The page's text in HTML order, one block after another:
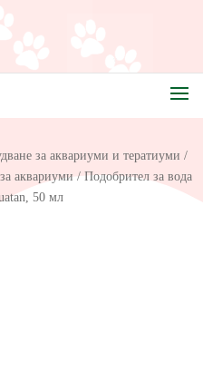
за аквариуми и тератиуми /
аквариуми / Подобрител за вода
50 мл